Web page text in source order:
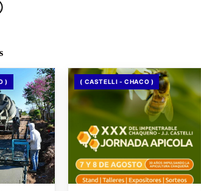
) ( CASTELLI - CHACO )